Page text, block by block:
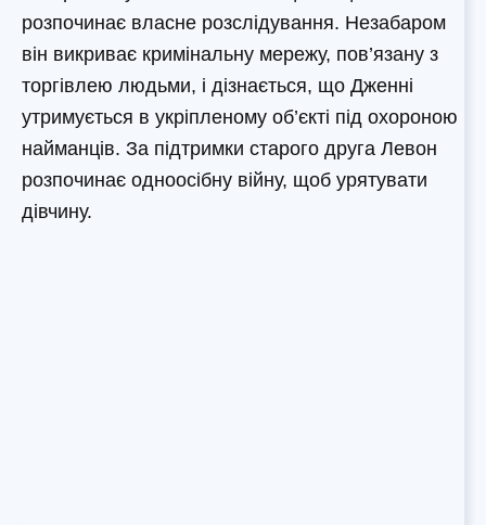
розпочинає власне розслідування. Незабаром
він викриває кримінальну мережу, пов’язану з
торгівлею людьми, і дізнається, що Дженні
утримується в укріпленому об’єкті під охороною
найманців. За підтримки старого друга Левон
розпочинає одноосібну війну, щоб урятувати
дівчину.